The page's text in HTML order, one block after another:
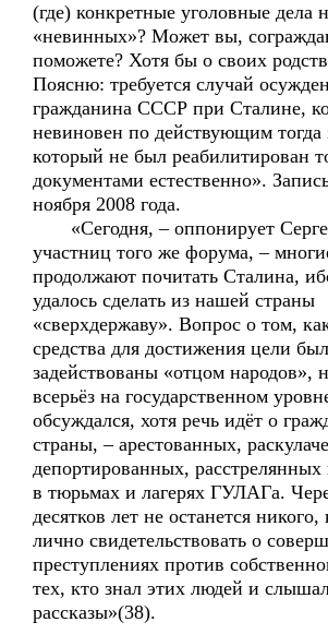
(где) конкретные уголовные дела
«невинных»? Может вы,
поможете? Хотя бы о своих
Поясню: требуется случай
гражданина СССР при Сталине,
невиновен по действующим тогда
который не был реабилитирован
документами естественно».
ноября 2008 года.
«Сегодня, – оппонирует
участниц того же форума, –
продолжают почитать Сталина,
удалось сделать из нашей страны
«сверхдержаву». Вопрос о том,
средства для достижения цели
задействованы «отцом народов»,
всерьёз на государственном
обсуждался, хотя речь идёт о
страны, – арестованных,
депортированных,
в тюрьмах и лагерях ГУЛАГа.
десятков лет не останется
лично свидетельствовать о
преступлениях против
тех, кто знал этих людей и
рассказы»(38).